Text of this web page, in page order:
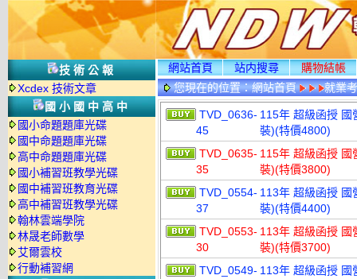
技術公報
Xcdex 技術文章
國小國中高中
國小命題題庫光碟
國中命題題庫光碟
高中命題題庫光碟
國小補習班教學光碟
國中補習班教育光碟
高中補習班教學光碟
翰林雲端學院
林晟老師數學
艾爾雲校
行動補習網
網站首頁 站内搜尋
購物結帳
您現在的位置：網站首頁 就業
TVD_0636-
45
115年 超級函授 國
裝)(特價4800)
TVD_0635-
35
115年 超級函授 國
裝)(特價3800)
TVD_0554-
37
113年 超級函授 國
裝)(特價4400)
TVD_0553-
30
113年 超級函授 國
裝)(特價3700)
TVD_0549- 113年 超級函授 國